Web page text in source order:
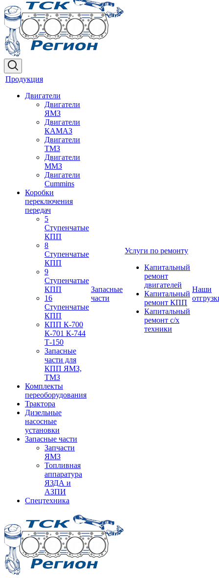
Продукция
Двигатели
Двигатели
ЯМЗ
Двигатели
КАМАЗ
Двигатели
ТМЗ
Двигатели
ММЗ
Двигатели
Cummins
Коробки
переключения
передач
5
Ступенчатые
КПП
8
Ступенчатые
КПП
9
Ступенчатые
КПП
16
Ступенчатые
КПП
КПП К-700
К-701 К-744
Т-150
Запасные
части для
КПП ЯМЗ,
ТМЗ
Комплекты
переоборудования
Трактора
Дизельные
насосные
установки
Запасные части
Запчасти
ЯМЗ
Топливная
аппаратура
ЯЗДА и
АЗПИ
Спецтехника
Запасные
части
Услуги по ремонту
Капитальный
ремонт
двигателей
Капитальный
ремонт КПП
Капитальный
ремонт с/х
техники
Наши